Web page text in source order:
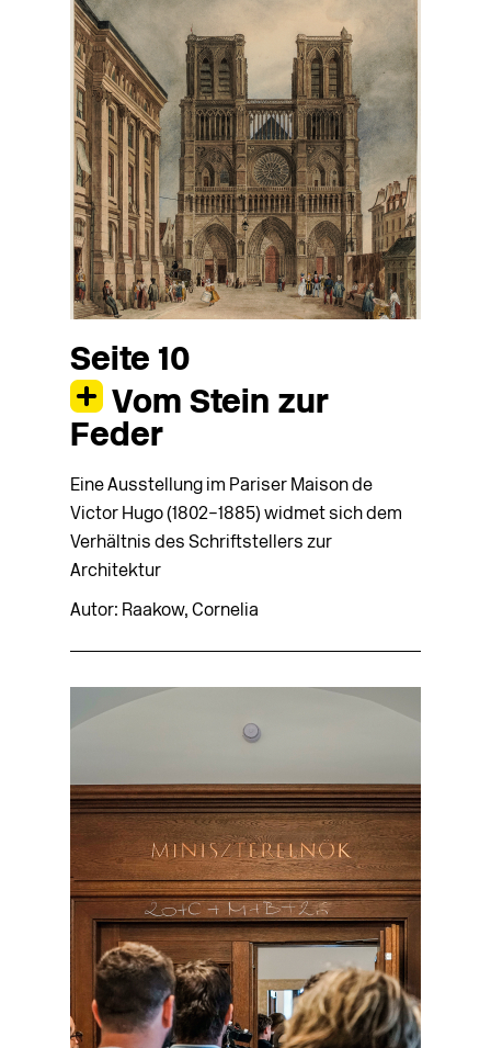
Seite 10
Vom Stein zur
Feder
Eine Ausstellung im Pariser Maison de
Victor Hugo (1802–1885) widmet sich dem
Verhältnis des Schriftstellers zur
Architektur
Autor: Raakow, Cornelia